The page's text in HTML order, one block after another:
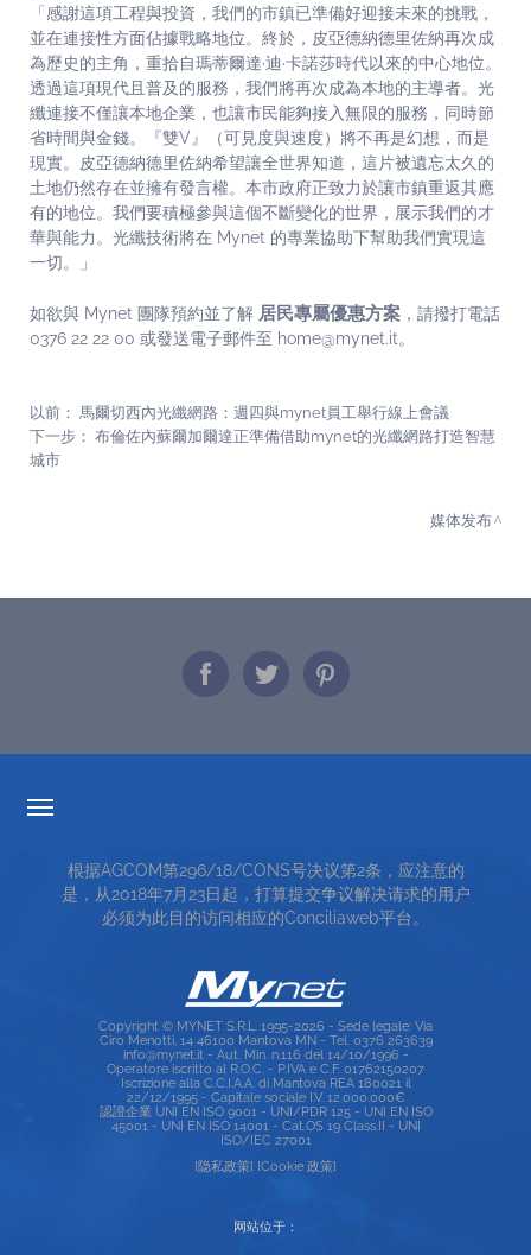
「感謝這項工程與投資，我們的市鎮已準備好迎接未來的挑戰，
並在連接性方面佔據戰略地位。終於，皮亞德納德里佐納再次成
為歷史的主角，重拾自瑪蒂爾達·迪·卡諾莎時代以來的中心地位。
透過這項現代且普及的服務，我們將再次成為本地的主導者。光
纖連接不僅讓本地企業，也讓市民能夠接入無限的服務，同時節
省時間與金錢。『雙V』（可見度與速度）將不再是幻想，而是
現實。皮亞德納德里佐納希望讓全世界知道，這片被遺忘太久的
土地仍然存在並擁有發言權。本市政府正致力於讓市鎮重返其應
有的地位。我們要積極參與這個不斷變化的世界，展示我們的才
華與能力。光纖技術將在 Mynet 的專業協助下幫助我們實現這
一切。」
如欲與 Mynet 團隊預約並了解 居民專屬優惠方案 ，請撥打電話
0376 22 22 00 或發送電子郵件至 home@mynet.it。
以前： 馬爾切西內光纖網路：週四與mynet員工舉行線上會議
下一步： 布倫佐內蘇爾加爾達正準備借助mynet的光纖網路打造智慧
城市
媒体发布
服务条款
TOP RICERCHE
根据AGCOM第296/18/CONS号决议第2条，应注意的
是，从2018年7月23日起，打算提交争议解决请求的用户
必须为此目的访问相应的Conciliaweb平台。
Copyright © MYNET S.R.L. 1995-2026 - Sede legale: Via
Ciro Menotti, 14 46100 Mantova MN - Tel. 0376 263639
info@mynet.it - Aut. Min. n.116 del 14/10/1996 -
Operatore iscritto al R.O.C. - P.IVA e C.F. 01762150207
Iscrizione alla C.C.I.A.A. di Mantova REA 180021 il
22/12/1995 - Capitale sociale I.V. 12.000.000€
認證企業 UNI EN ISO 9001 - UNI/PDR 125 - UNI EN ISO
45001 - UNI EN ISO 14001 - Cat.OS 19 Class.II - UNI
ISO/IEC 27001
[隐私政策] [Cookie 政策]
网站位于：